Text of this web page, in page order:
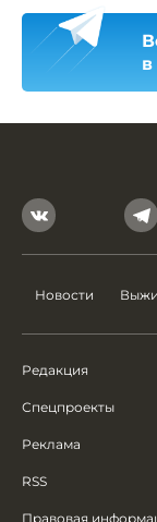
Новости
Редакция
Спецпроекты
Реклама
RSS
Правовая